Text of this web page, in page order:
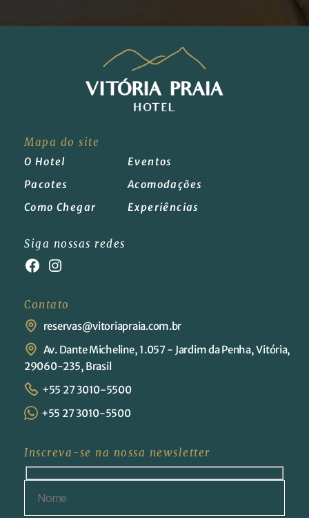
Mapa do site
O Hotel
Eventos
Pacotes
Acomodações
Como Chegar
Experiências
Siga nossas redes
Contato
reservas@vitoriapraia.com.br
Av. Dante Micheline, 1.057 - Jardim da Penha, Vitória,
29060-235, Brasil
+55 27 3010-5500
+55 27 3010-5500
Inscreva-se na nossa newsletter